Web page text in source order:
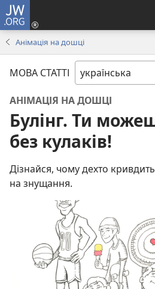
JW.ORG
Анімація на дошці
МОВА СТАТТІ
АНІМАЦІЯ НА ДОШЦІ
Булінг. Ти
без кулаків!
Дізнайся, чому дехто
на знущання.